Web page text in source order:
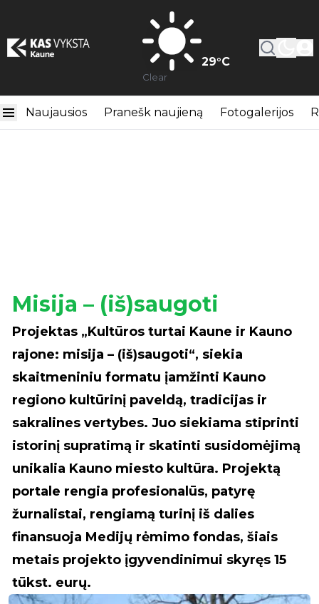
29°C
Clear
Naujausios Pranešk naujieną Fotogalerijos
Misija – (iš)saugoti
Projektas „Kultūros turtai Kaune ir Kauno
rajone: misija – (iš)saugoti“, siekia
skaitmeniniu formatu įamžinti Kauno
regiono kultūrinį paveldą, tradicijas ir
sakralines vertybes. Juo siekiama stiprinti
istorinį supratimą ir skatinti susidomėjimą
unikalia Kauno miesto kultūra. Projektą
portale rengia profesionalūs, patyrę
žurnalistai, rengiamą turinį iš dalies
finansuoja Medijų rėmimo fondas, šiais
metais projekto įgyvendinimui skyręs 15
tūkst. eurų.